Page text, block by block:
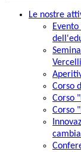
Le nostre
Corso
Corso
Corso